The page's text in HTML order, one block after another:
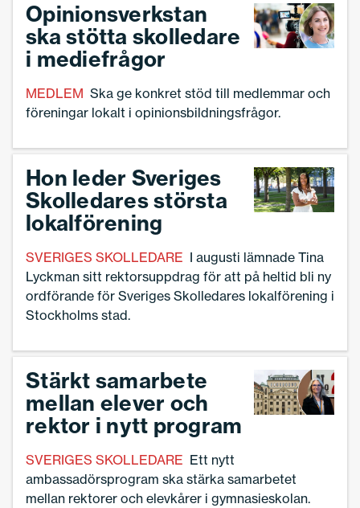
Opinionsverkstan
ska stötta skolledare
i mediefrågor
MEDLEM Ska ge konkret stöd till medlemmar och
föreningar lokalt i opinionsbildningsfrågor.
Hon leder Sveriges
Skolledares största
lokalförening
SVERIGES SKOLLEDARE I augusti lämnade Tina
Lyckman sitt rektorsuppdrag för att på heltid bli ny
ordförande för Sveriges Skolledares lokal­förening i
Stockholms stad.
Stärkt samarbete
mellan elever och
rektor i nytt program
SVERIGES SKOLLEDARE Ett nytt
ambassadörsprogram ska stärka samarbetet
mellan rektorer och elevkårer i gymnasieskolan.